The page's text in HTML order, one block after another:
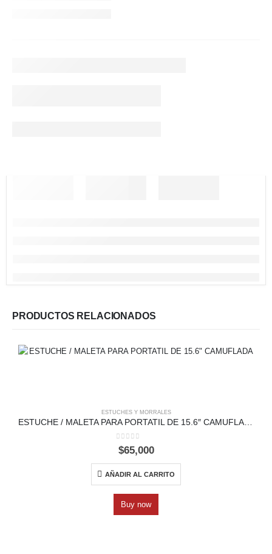
PRODUCTOS RELACIONADOS
ESTUCHES Y MORRALES
ESTUCHE / MALETA PARA PORTATIL DE 15.6″ CAMUFLADA
0out of 5
$65,000
AÑADIR AL CARRITO
Buy now